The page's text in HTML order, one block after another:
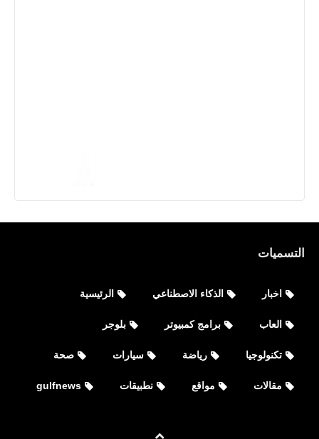
التسميات
اخبار الذكاء الاصطناعي الرئيسية
العاب برامج كمبيوتر بلوجر
تكنولوجيا رياضة سيارات صحة
مقالات مواقع نطبيقات gulfnews